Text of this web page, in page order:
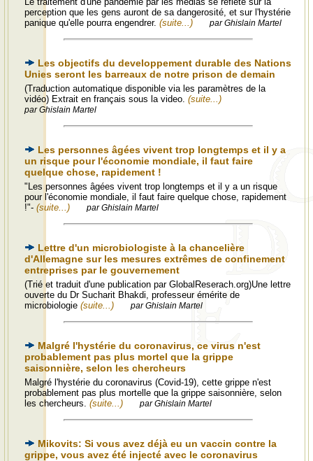
perception que les gens auront de sa dangerosité, et sur l'hystérie
panique qu'elle pourra engendrer. (suite...) par Ghislain Martel
Les objectifs du developpement durable des Nations
Unies seront les barreaux de notre prison de demain
(Traduction automatique disponible via les paramètres de la
vidéo) Extrait en français sous la video. (suite...)
par Ghislain Martel
Les personnes âgées vivent trop longtemps et il y a
un risque pour l'économie mondiale, il faut faire
quelque chose, rapidement !
"Les personnes âgées vivent trop longtemps et il y a un risque
pour l'économie mondiale, il faut faire quelque chose, rapidement
!"- (suite...) par Ghislain Martel
Lettre d'un microbiologiste à la chancelière
d'Allemagne sur les mesures extrêmes de confinement
entreprises par le gouvernement
(Trié et traduit d'une publication par GlobalReserach.org)Une lettre
ouverte du Dr Sucharit Bhakdi, professeur émérite de
microbiologie (suite...) par Ghislain Martel
Malgré l'hystérie du coronavirus, ce virus n'est
probablement pas plus mortel que la grippe
saisonnière, selon les chercheurs
Malgré l'hystérie du coronavirus (Covid-19), cette grippe n'est
probablement pas plus mortelle que la grippe saisonnière, selon
les chercheurs. (suite...) par Ghislain Martel
Mikovits: Si vous avez déjà eu un vaccin contre la
grippe, vous avez été injecté avec le coronavirus